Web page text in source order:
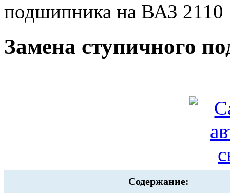
подшипника на ВАЗ 2110
Замена ступичного
Содержание: